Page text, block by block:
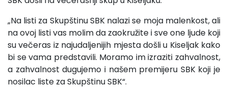
„Na listi za Skupštinu SBK nalazi se moja malenkost, ali
na ovoj listi vas molim da zaokružite i sve one ljude koji
su večeras iz najudaljenijih mjesta došli u Kiseljak kako
bi se vama predstavili. Moramo im izraziti zahvalnost,
a zahvalnost dugujemo i našem premijeru SBK koji je
nosilac liste za Skupštinu SBK“.